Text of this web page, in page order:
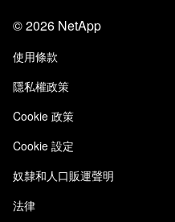
信任中心
責任與永續
品質認證
NetApp Instaclustr
部落格
客戶使用經驗
客戶成功案例
網站意見反應
存取性
電子郵件訂閱
©2026 NetApp
使用條款
隱私權政策
Cookie 政策
Cookie 設定
奴隸和人口販運聲明
法律